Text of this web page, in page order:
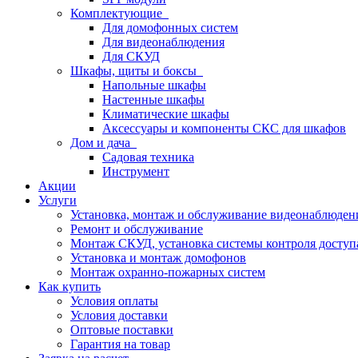
Комплектующие
Для домофонных систем
Для видеонаблюдения
Для СКУД
Шкафы, щиты и боксы
Напольные шкафы
Настенные шкафы
Климатические шкафы
Аксессуары и компоненты СКС для шкафов
Дом и дача
Садовая техника
Инструмент
Акции
Услуги
Установка, монтаж и обслуживание
Ремонт и обслуживание
Монтаж СКУД, установка системы контроля
Установка и монтаж домофонов
Монтаж охранно-пожарных систем
Как купить
Условия оплаты
Условия доставки
Оптовые поставки
Гарантия на товар